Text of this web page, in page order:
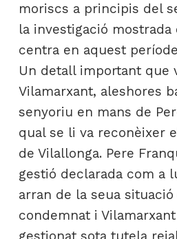
moriscs a principis del
la investigació
centra en aquest
Un detall important que
Vilamarxant, aleshores
senyoriu en mans de
qual se li va reconèixer
de Vilallonga. Pere
gestió declarada com a
arran de la seua
condemnat i